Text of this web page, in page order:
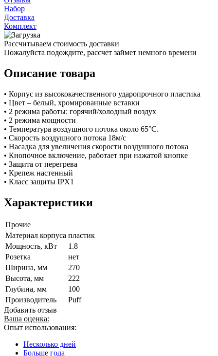
Набор
Доставка
Комплект
Рассчитываем стоимость доставки
Пожалуйста подождите, рассчет займет немного времени
Описание товара
• Корпус из высококачественного ударопрочного пластика
• Цвет – белый, хромированные вставки
• 2 режима работы: горячий/холодный воздух
• 2 режима мощности
• Температура воздушного потока около 65°С.
• Скорость воздушного потока 18м/с
• Насадка для увеличения скорости воздушного потока
• Кнопочное включение, работает при нажатой кнопке
• Защита от перегрева
• Крепеж настенный
• Класс защиты IPX1
Характеристики
Прочие
Материал корпуса пластик
Мощность, кВт
1.8
Розетка
нет
Ширина, мм
270
Высота, мм
222
Глубина, мм
100
Производитель
Puff
Добавить отзыв
Ваша оценка:
Опыт использования:
Несколько дней
Больше года